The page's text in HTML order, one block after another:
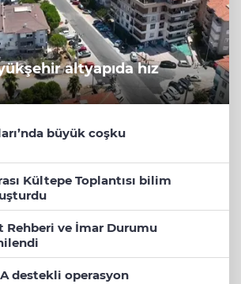
altyapıda hız
büyük coşku
Kültepe Toplantısı bilim
Rehberi ve İmar Durumu
destekli operasyon